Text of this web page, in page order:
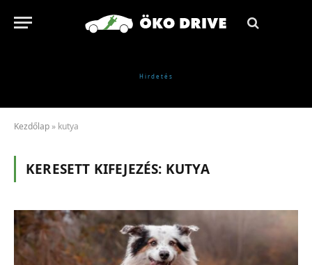
Kezdőlap » kutya
KERESETT KIFEJEZÉS: KUTYA